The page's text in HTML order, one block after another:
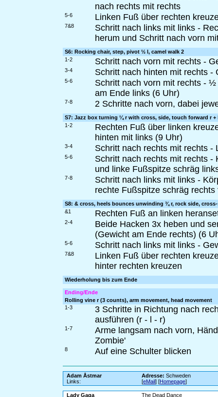
nach rechts mit rechts
5-6 Linken Fuß über rechten
7&8
Schritt nach links mit links -
herum und Schritt nach vorn
S6: Rocking chair, step, pivot ½ l, camel walk 2
1-2
Schritt nach vorn mit rechts -
3-4 Schritt nach hinten mit rechts -
5-6
Schritt nach vorn mit rechts -
am Ende links (6 Uhr)
7-8 2 Schritte nach vorn, dabei
S7: Jazz box turning ¼ r with cross, side, touch forward r +
1-2
Rechten Fuß über linken
hinten mit links (9 Uhr)
3-4 Schritt nach rechts mit rechts -
5-6
Schritt nach rechts mit rechts -
und linke Fußspitze schräg
7-8
Schritt nach links mit links -
rechte Fußspitze schräg rechts
S8: & cross, heels bounces unwinding ¾ r, rock side,
&1
Rechten Fuß an linken
2-4
Beide Hacken 3x heben und
(Gewicht am Ende rechts) (6
5-6 Schritt nach links mit links -
7&8
Linken Fuß über rechten
hinter rechten kreuzen
Wiederholung bis zum Ende
Ending/Ende
Rolling vine r (3 counts), arm movement, head movement
1-3
3 Schritte in Richtung nach
ausführen (r - l - r)
1-7
Arme langsam nach vorn,
Zombie'
8 Auf eine Schulter blicken
Adam Åstmar Adresse: Schweden
Links:
[eMail] [Homepage]
Lady Gaga The Dead Dance